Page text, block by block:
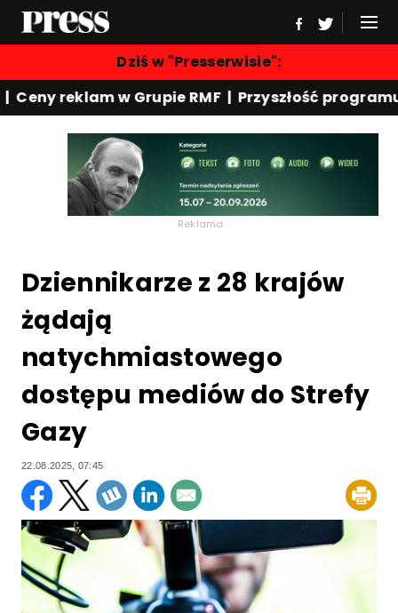
Dziś w "Presserwisie":
reklam w Grupie RMF | Przyszłość programu
Reklama
Dziennikarze z 28 krajów
żądają
natychmiastowego
dostępu mediów do Strefy
Gazy
22.08.2025, 07:45